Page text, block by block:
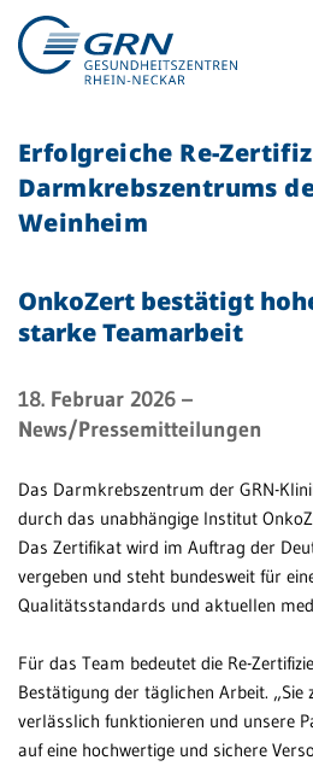
GRN
Der Verbund
Medizinische
Fachzentren
Themenseiten
Veranstaltungen
Patientenportal
Barrierefreiheit
Erfolgreiche Re-
Darmkrebszentrums
Weinheim
OnkoZert bestätigt
starke Teamarbeit
18. Februar 2026 –
News/Pressemitteilungen
Das Darmkrebszentrum der GRN-
durch das unabhängige Institut
Das Zertifikat wird im Auftrag der
vergeben und steht bundesweit für
Qualitätsstandards und aktuellen
Für das Team bedeutet die Re-
Bestätigung der täglichen Arbeit. „Sie
verlässlich funktionieren und unsere
auf eine hochwertige und sichere